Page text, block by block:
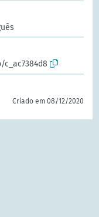
Criado em 08/12/2020